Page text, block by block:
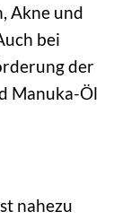
Akne und
bei
der
Manuka-Öl
nahezu